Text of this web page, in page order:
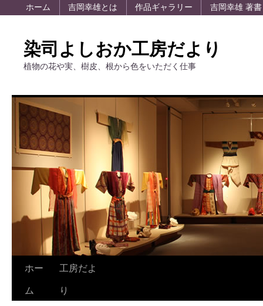
ホーム 吉岡幸雄とは 作品ギャラリー 吉岡幸雄 著書
染司よしおか工房だより
植物の花や実、樹皮、根から色をいただく仕事
ホー
ム
工房だよ
り